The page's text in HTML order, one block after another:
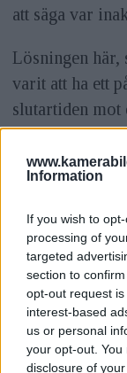
Information
If you wish to
processing of
targeted
section to
opt-out request
interest-based
us or personal
your opt-out.
disclosure of
att säga var
Lösningen här,
varit att ha ett
slutartiden mot
att slutartiden
om. Ungefär
reglaget med
måste gräva
ISO är auto
Lösningen är
förr helt enkelt.